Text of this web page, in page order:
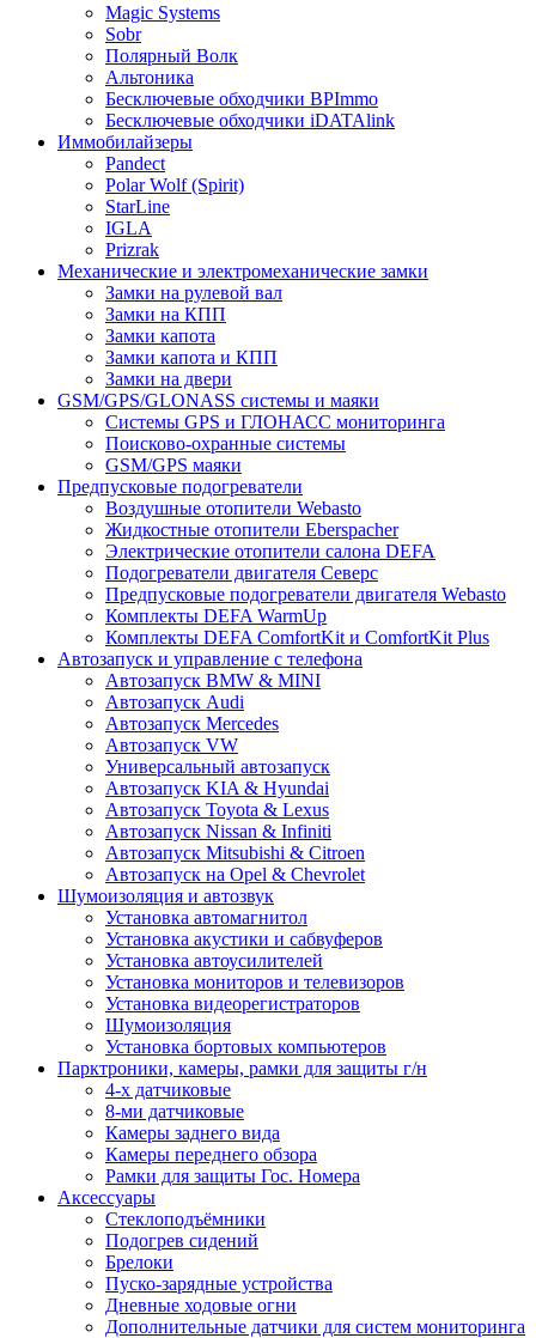
Magic Systems
Sobr
Полярный Волк
Альтоника
Бесключевые обходчики BPImmo
Бесключевые обходчики iDATAlink
Иммобилайзеры
Pandect
Polar Wolf (Spirit)
StarLine
IGLA
Prizrak
Механические и электромеханические замки
Замки на рулевой вал
Замки на КПП
Замки капота
Замки капота и КПП
Замки на двери
GSM/GPS/GLONASS системы и маяки
Системы GPS и ГЛОНАСС мониторинга
Поисково-охранные системы
GSM/GPS маяки
Предпусковые подогреватели
Воздушные отопители Webasto
Жидкостные отопители Eberspacher
Электрические отопители салона DEFA
Подогреватели двигателя Северс
Предпусковые подогреватели двигателя Webasto
Комплекты DEFA WarmUp
Комплекты DEFA ComfortKit и ComfortKit Plus
Автозапуск и управление с телефона
Автозапуск BMW & MINI
Автозапуск Audi
Автозапуск Mercedes
Автозапуск VW
Универсальный автозапуск
Автозапуск KIA & Hyundai
Автозапуск Toyota & Lexus
Автозапуск Nissan & Infiniti
Автозапуск Mitsubishi & Citroen
Автозапуск на Opel & Chevrolet
Шумоизоляция и автозвук
Установка автомагнитол
Установка акустики и сабвуферов
Установка автоусилителей
Установка мониторов и телевизоров
Установка видеорегистраторов
Шумоизоляция
Установка бортовых компьютеров
Парктроники, камеры, рамки для защиты г/н
4-х датчиковые
8-ми датчиковые
Камеры заднего вида
Камеры переднего обзора
Рамки для защиты Гос. Номера
Аксессуары
Стеклоподъёмники
Подогрев сидений
Брелоки
Пуско-зарядные устройства
Дневные ходовые огни
Дополнительные датчики для систем мониторинга